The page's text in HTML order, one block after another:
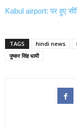
Kabul airport: पर हुए
TAGS hindi news
पुष्कर सिंह धामी